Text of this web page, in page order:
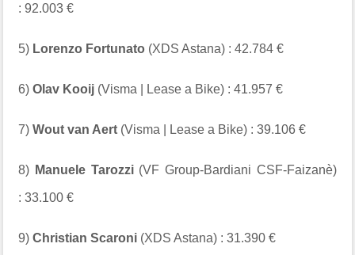
: 92.003 €
5) Lorenzo Fortunato (XDS Astana) : 42.784 €
6)Olav Kooij (Visma | Lease a Bike) : 41.957 €
7)Wout van Aert (Visma | Lease a Bike) : 39.106 €
8) Manuele Tarozzi(VF Group-Bardiani CSF-Faizanè)
: 33.100 €
9)Christian Scaroni (XDS Astana) : 31.390 €